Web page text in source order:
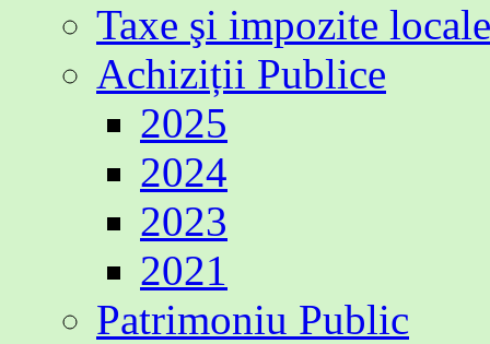
Taxe şi impozite locale
Achiziții Publice
2025
2024
2023
2021
Patrimoniu Public